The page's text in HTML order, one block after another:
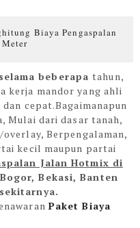
Biaya Pengaspalan
Meter
beberapatahun,
kerja mandor yang ahli
cepat.Bagaimanapun
Mulai dari dasar tanah,
Berpengalaman,
kecil maupun partai
Jalan Hotmix di
Bekasi, Banten
Paket Biaya